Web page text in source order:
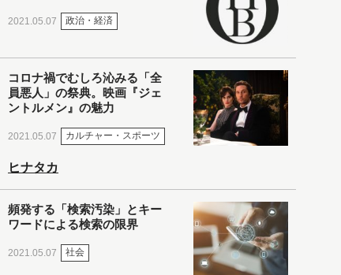
2021.05.07 政治・経済
コロナ禍でむしろ沁みる「全
員悪人」の祭典。映画『ジェ
ントルメン』の魅力
2021.05.07 カルチャー・スポーツ
ヒナタカ
頻発する「検索汚染」とキー
ワードによる検索の限界
2021.05.07 社会